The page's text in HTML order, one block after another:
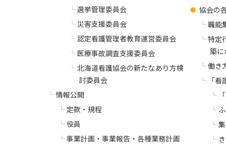
選挙管理委員会
災害支援委員会
認定看護管理者教育運営委員会
医療事故調査支援委員会
北海道看護協会の新たなあり方検
討委員会
情報公開
定款・規程
役員
事業計画・事業報告・各種業務計画
協会の
職能
特定
築に
働き
「